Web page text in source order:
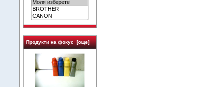
Продукти на фокус [още]